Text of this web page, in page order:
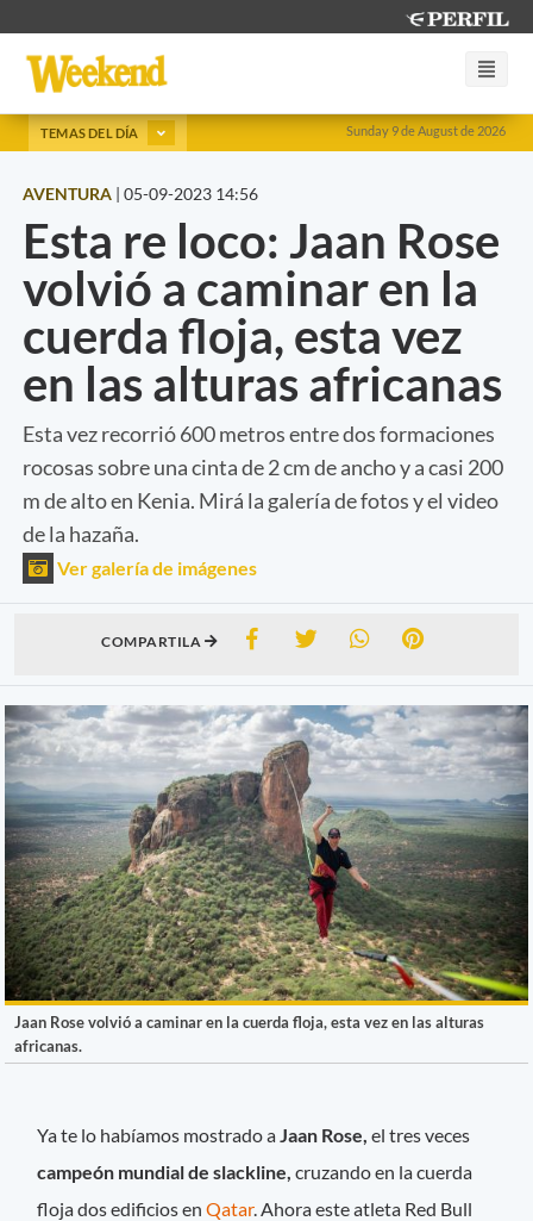
Sunday 9 de August de 2026
TEMAS DEL DÍA
AVENTURA | 05-09-2023 14:56
Esta re loco: Jaan Rose
volvió a caminar en la
cuerda floja, esta vez
en las alturas africanas
Esta vez recorrió 600 metros entre dos formaciones
rocosas sobre una cinta de 2 cm de ancho y a casi 200
m de alto en Kenia. Mirá la galería de fotos y el video
de la hazaña.
Ver galería de imágenes
COMPARTILA
Jaan Rose volvió a caminar en la cuerda floja, esta vez en las alturas
africanas.
Ya te lo habíamos mostrado a Jaan Rose, el tres veces
campeón mundial de slackline, cruzando en la cuerda
floja dos edificios enQatar. Ahora este atleta Red Bull